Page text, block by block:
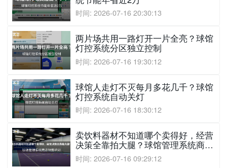
时间: 2026-07-16 20:30:13
两片场共用一路灯开一片全亮？球馆
灯控系统分区独立控制
时间: 2026-07-16 19:30:12
球馆人走灯不灭每月多花几千？球馆
灯控系统自动关灯
时间: 2026-07-16 18:30:12
卖饮料器材不知道哪个卖得好，经营
决策全靠拍大腿？球馆管理系统商品
销售统计
时间: 2026-07-16 09:29:12